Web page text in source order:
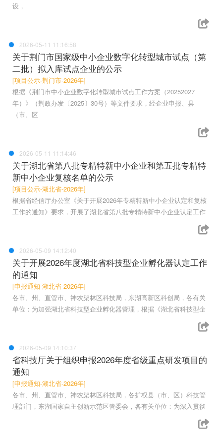
设，
2026-05-11 11:16:58
关于荆门市国家级中小企业数字化转型城市试点（第
二批）拟入库试点企业的公示
[项目公示-荆门市-2026年]
根据《荆门市中小企业数字化转型城市试点工作方案（20252027
年）》（荆政办发〔2025〕30号）等文件要求，经企业申报、县
（市、区
2026-05-11 11:14:46
关于湖北省第八批专精特新中小企业和第五批专精特
新中小企业复核名单的公示
[项目公示-湖北省-2026年]
根据省经信厅办公室《关于开展2026年专精特新中小企业认定和复核
工作的通知》要求，开展了湖北省第八批专精特新中小企业认定工作
2026-05-09 14:12:40
关于开展2026年度湖北省科技型企业孵化器认定工作
的通知
[申报通知-湖北省-2026年]
各市、州、直管市、神农架林区科技局，东湖高新区科创局，各有关
单位：为加强湖北省科技型企业孵化器管理，根据《湖北省科技型企
2026-05-09 14:10:37
省科技厅关于组织申报2026年度省级重点研发项目的
通知
[申报通知-湖北省-2026年]
各市、州、直管市、神农架林区科技局，各扩权县（市、区）科技管
理部门，东湖国家自主创新示范区管委会，各有关单位：为深入贯彻